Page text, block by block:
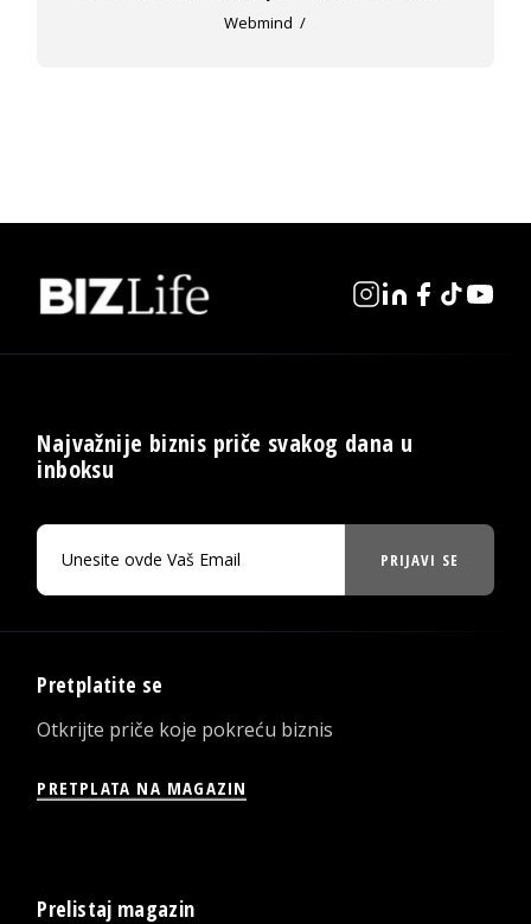
Webmind
Najvažnije biznis priče svakog dana u
inboksu
PRIJAVI SE
Pretplatite se
Otkrijte priče koje pokreću biznis
PRETPLATA NA MAGAZIN
Prelistaj magazin